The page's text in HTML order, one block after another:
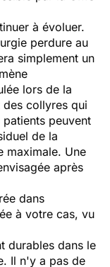
à évoluer.
perdure au
simplement un
lors de la
collyres qui
peuvent
de la
maximale. Une
après
dans
à votre cas, vu
durables dans le
Il n'y a pas de